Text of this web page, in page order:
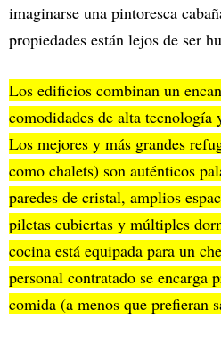
imaginarse una pintoresca
propiedades están lejos de ser
Los edificios combinan un
comodidades de alta tecnología
Los mejores y más grandes
como chalets) son auténticos
paredes de cristal, amplios
piletas cubiertas y múltiples
cocina está equipada para un
personal contratado se encarga
comida (a menos que prefieran